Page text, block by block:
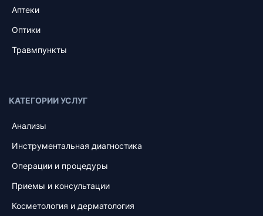
Аптеки
Оптики
Травмпункты
КАТЕГОРИИ УСЛУГ
Анализы
Инструментальная диагностика
Операции и процедуры
Приемы и консультации
Косметология и дерматология